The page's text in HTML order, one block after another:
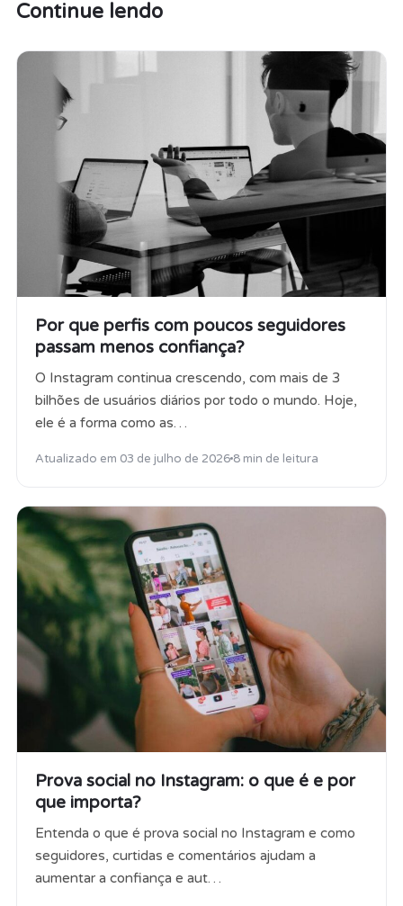
Continue lendo
Por que perfis com poucos seguidores
passam menos confiança?
O Instagram continua crescendo, com mais de 3
bilhões de usuários diários por todo o mundo. Hoje,
ele é a forma como as…
Atualizado em 03 de julho de 2026 8 min de leitura
Prova social no Instagram: o que é e por
que importa?
Entenda o que é prova social no Instagram e como
seguidores, curtidas e comentários ajudam a
aumentar a confiança e aut…